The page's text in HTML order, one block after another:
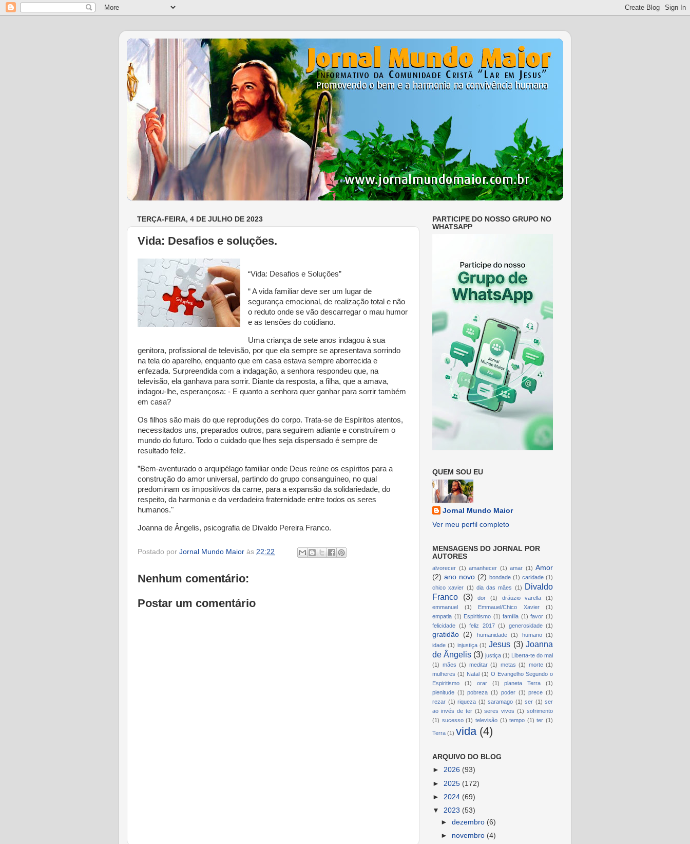
TERÇA-FEIRA, 4 DE JULHO DE 2023
Vida: Desafios e soluções.
“Vida: Desafios e Soluções”
“ A vida familiar deve ser um lugar de
segurança emocional, de realização total e não
o reduto onde se vão descarregar o mau humor
e as tensões do cotidiano.
Uma criança de sete anos indagou à sua
genitora, profissional de televisão, por que ela sempre se apresentava sorrindo
na tela do aparelho, enquanto que em casa estava sempre aborrecida e
enfezada. Surpreendida com a indagação, a senhora respondeu que, na
televisão, ela ganhava para sorrir. Diante da resposta, a filha, que a amava,
indagou-lhe, esperançosa: - E quanto a senhora quer ganhar para sorrir também
em casa?
Os filhos são mais do que reproduções do corpo. Trata-se de Espíritos atentos,
necessitados uns, preparados outros, para seguirem adiante e construírem o
mundo do futuro. Todo o cuidado que lhes seja dispensado é sempre de
resultado feliz.
”Bem-aventurado o arquipélago familiar onde Deus reúne os espíritos para a
construção do amor universal, partindo do grupo consanguíneo, no qual
predominam os impositivos da carne, para a expansão da solidariedade, do
respeito, da harmonia e da verdadeira fraternidade entre todos os seres
humanos."
Joanna de Ângelis, psicografia de Divaldo Pereira Franco.
Postado por Jornal Mundo Maior às 22:22
Nenhum comentário:
Postar um comentário
PARTICIPE DO NOSSO GRUPO NO
WHATSAPP
QUEM SOU EU
Jornal Mundo Maior
Ver meu perfil completo
MENSAGENS DO JORNAL POR
AUTORES
alvorecer (1) amanhecer (1) amar (1) Amor
(2) ano novo (2) bondade (1) caridade (1)
chico xavier (1) dia das mães (1) Divaldo
Franco
(3) dor (1) dráuzio varella
(1)
emmanuel
(1) Emmauel/Chico Xavier
(1)
empatia (1) Espiritismo (1) família (1) favor (1)
felicidade (1) feliz 2017 (1) generosidade (1)
gratidão (2) humanidade (1) humano
(1)
idade (1) injustiça (1) Jesus (3) Joanna
de Ângelis (3) justiça (1)
Liberta-te do mal
(1) mães (1) meditar (1) metas (1) morte (1)
mulheres (1) Natal (1) O Evangelho Segundo o
Espiritismo
(1) orar (1) planeta Terra
(1)
plenitude (1) pobreza (1) poder (1) prece (1)
rezar (1) riqueza (1) saramago (1) ser (1) ser
ao invés de ter (1) seres vivos (1) sofrimento
(1) sucesso (1) televisão (1) tempo (1) ter (1)
Terra (1) vida (4)
ARQUIVO DO BLOG
► 2026 (93)
► 2025 (172)
► 2024 (69)
▼ 2023 (53)
►dezembro (6)
► novembro (4)